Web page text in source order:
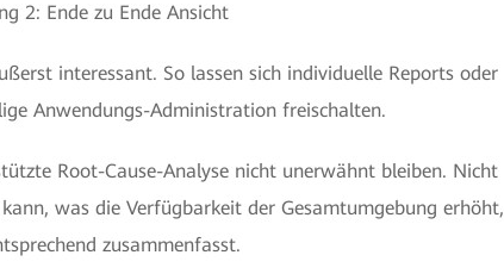
2: Ende zu Ende Ansicht
interessant. So lassen sich individuelle Reports oder
Anwendungs-Administration freischalten.
Root-Cause-Analyse nicht unerwähnt bleiben. Nicht
was die Verfügbarkeit der Gesamtumgebung erhöht,
zusammenfasst.